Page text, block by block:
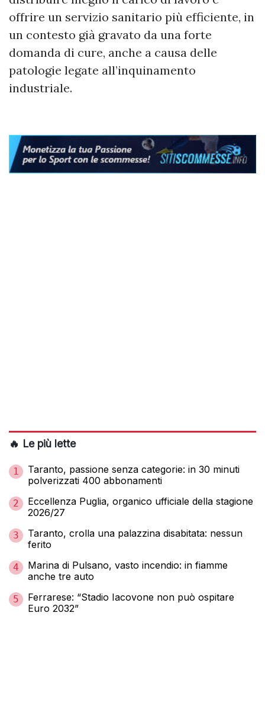
offrire un servizio sanitario più efficiente, in
un contesto già gravato da una forte
domanda di cure, anche a causa delle
patologie legate all’inquinamento
industriale.
🔥 Le più lette
1
Taranto, passione senza categorie: in 30 minuti
polverizzati 400 abbonamenti
2
Eccellenza Puglia, organico ufficiale della stagione
2026/27
3
Taranto, crolla una palazzina disabitata: nessun
ferito
4
Marina di Pulsano, vasto incendio: in fiamme
anche tre auto
5
Ferrarese: “Stadio Iacovone non può ospitare
Euro 2032”